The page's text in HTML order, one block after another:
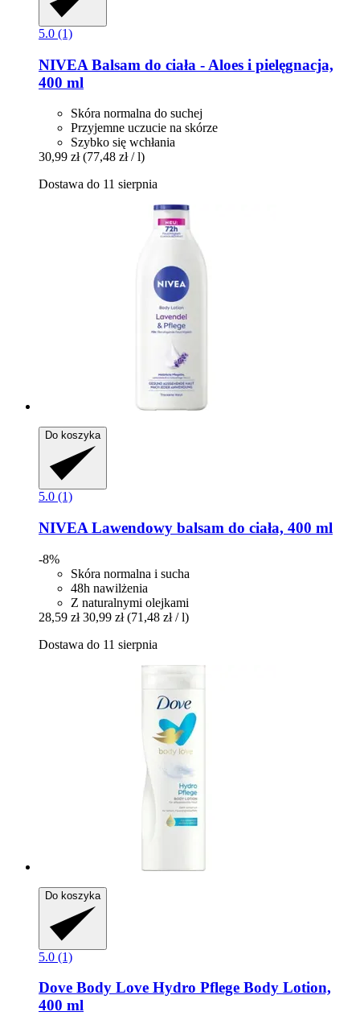
5.0 (1)
NIVEA Balsam do ciała -​ Aloes i pielęgnacja,
400 ml
Skóra normalna do suchej
Przyjemne uczucie na skórze
Szybko się wchłania
30,99 zł (77,48 zł / l)
Dostawa do 11 sierpnia
Do koszyka
5.0 (1)
NIVEA Lawendowy balsam do ciała, 400 ml
-8%
Skóra normalna i sucha
48h nawilżenia
Z naturalnymi olejkami
28,59 zł 30,99 zł (71,48 zł / l)
Dostawa do 11 sierpnia
Do koszyka
5.0 (1)
Dove Body Love Hydro Pflege Body Lotion,
400 ml